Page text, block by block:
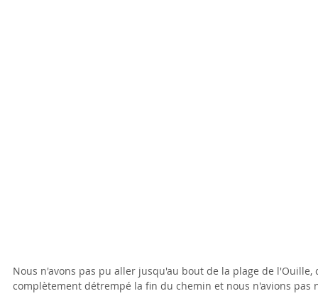
Nous n'avons pas pu aller jusqu'au bout de la plage de
complètement détrempé la fin du chemin et nous n'avions pas